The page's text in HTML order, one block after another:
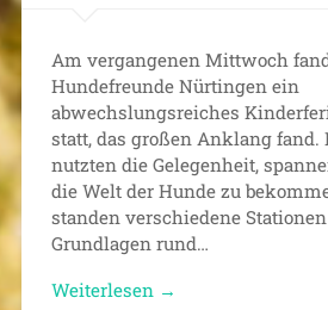
Am vergangenen Mittwoch
Hundefreunde Nürtingen ein
abwechslungsreiches
statt, das großen Anklang
nutzten die Gelegenheit,
die Welt der Hunde zu
standen verschiedene
Grundlagen rund…
Weiterlesen →